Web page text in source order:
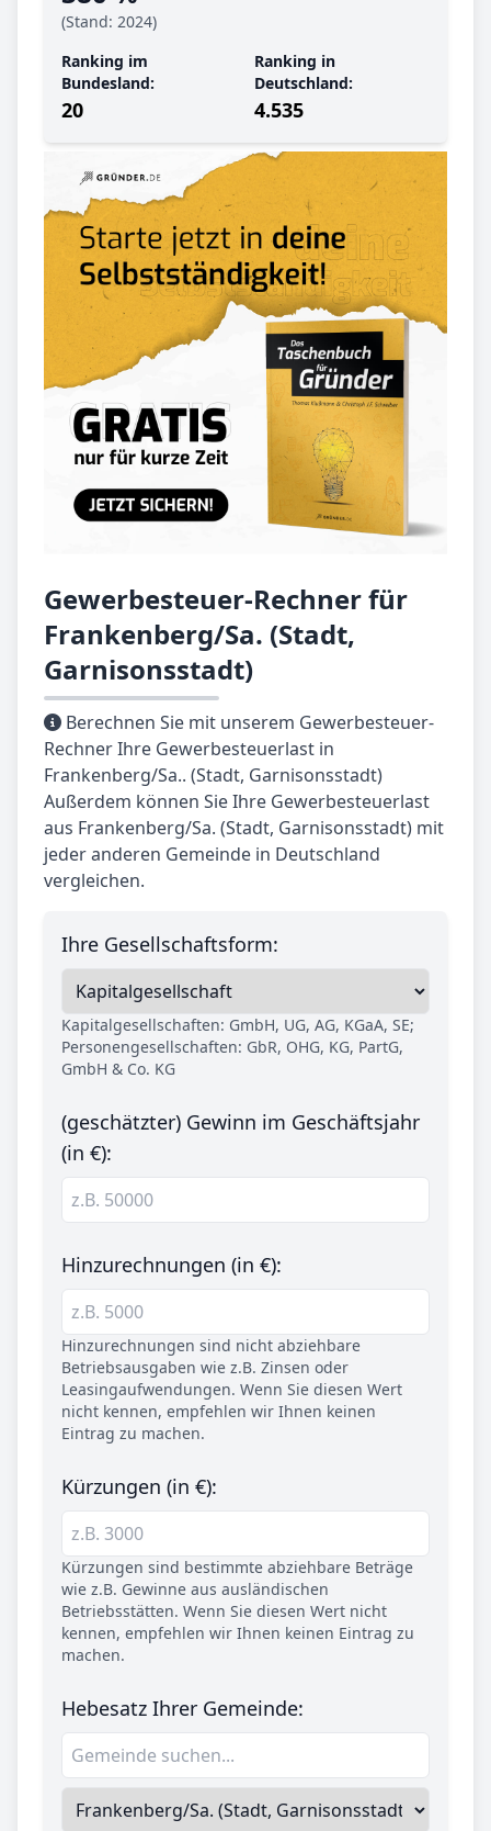
(Stand: 2024)
Ranking im
Bundesland:
20
Ranking in
Deutschland:
4.535
Gewerbesteuer-Rechner für
Frankenberg/Sa. (Stadt,
Garnisonsstadt)
Berechnen Sie mit unserem Gewerbesteuer-
Rechner Ihre Gewerbesteuerlast in
Frankenberg/Sa.. (Stadt, Garnisonsstadt)
Außerdem können Sie Ihre Gewerbesteuerlast
aus Frankenberg/Sa. (Stadt, Garnisonsstadt) mit
jeder anderen Gemeinde in Deutschland
vergleichen.
Ihre Gesellschaftsform:
Kapitalgesellschaften: GmbH, UG, AG, KGaA, SE;
Personengesellschaften: GbR, OHG, KG, PartG,
GmbH & Co. KG
(geschätzter) Gewinn im Geschäftsjahr
(in €):
Hinzurechnungen (in €):
Hinzurechnungen sind nicht abziehbare
Betriebsausgaben wie z.B. Zinsen oder
Leasingaufwendungen. Wenn Sie diesen Wert
nicht kennen, empfehlen wir Ihnen keinen
Eintrag zu machen.
Kürzungen (in €):
Kürzungen sind bestimmte abziehbare Beträge
wie z.B. Gewinne aus ausländischen
Betriebsstätten. Wenn Sie diesen Wert nicht
kennen, empfehlen wir Ihnen keinen Eintrag zu
machen.
Hebesatz Ihrer Gemeinde: